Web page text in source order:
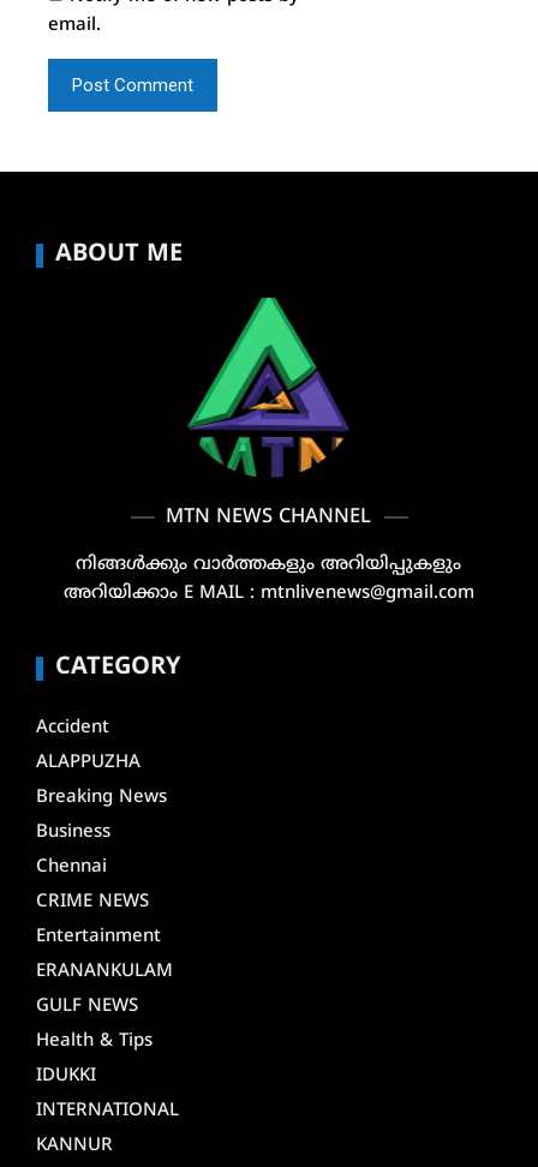
email.
ABOUT ME
MTN NEWS CHANNEL
നിങ്ങൾക്കും വാർത്തകളും അറിയിപ്പുകളും
അറിയിക്കാം E MAIL : mtnlivenews@gmail.com
CATEGORY
Accident
ALAPPUZHA
Breaking News
Business
Chennai
CRIME NEWS
Entertainment
ERANANKULAM
GULF NEWS
Health & Tips
IDUKKI
INTERNATIONAL
KANNUR